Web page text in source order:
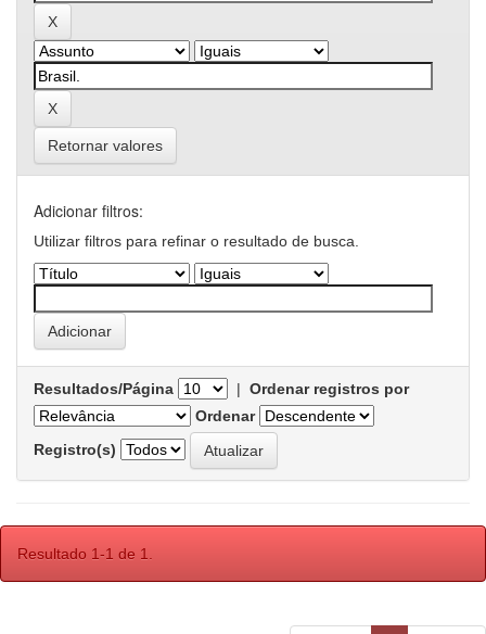
Retornar valores
Adicionar filtros:
Utilizar filtros para refinar o resultado de busca.
Resultados/Página | Ordenar registros por
Ordenar
Registro(s)
Resultado 1-1 de 1.